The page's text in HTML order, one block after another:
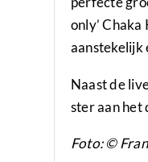
only’
aanstekelijk
Naast de
ster aan het
Foto: ©